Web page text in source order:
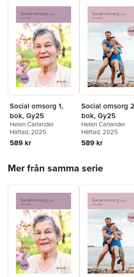
Social omsorg 1,
bok, Gy25
Helen Carlander
Häftad, 2025
589 kr
Social omsorg
bok, Gy25
Helen Carlander
Häftad, 2025
589 kr
Mer från samma serie